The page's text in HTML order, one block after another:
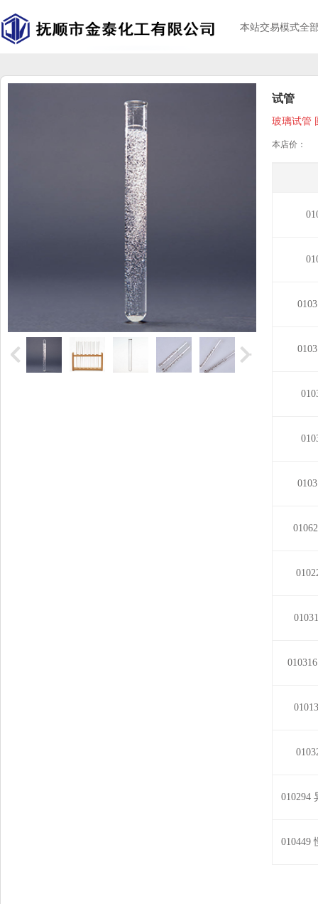
本站交易模式全
试管
玻璃试管
本店价：
010294
010449